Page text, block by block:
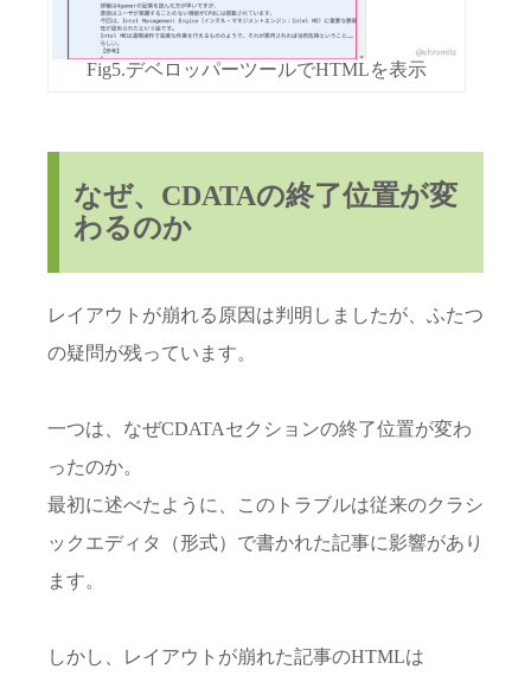
Fig5.デベロッパーツールでHTMLを表示
なぜ、CDATAの終了位置が変
わるのか
レイアウトが崩れる原因は判明しましたが、ふたつ
の疑問が残っています。
一つは、なぜCDATAセクションの終了位置が変わ
ったのか。
最初に述べたように、このトラブルは従来のクラシ
ックエディタ（形式）で書かれた記事に影響があり
ます。
しかし、レイアウトが崩れた記事のHTMLは